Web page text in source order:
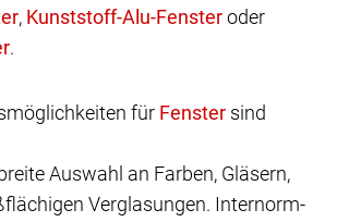
,
oder
.
für
sind
Auswahl an Farben, Gläsern,
Verglasungen. Internorm-